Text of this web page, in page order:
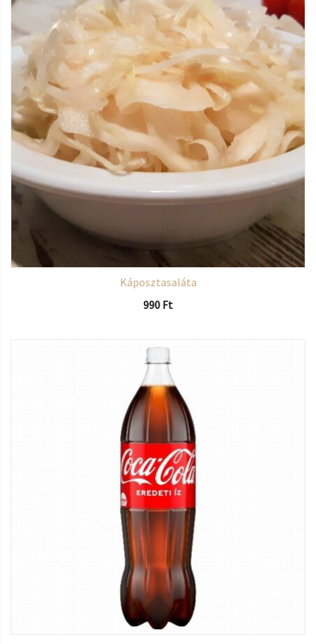
Káposztasaláta
990 Ft